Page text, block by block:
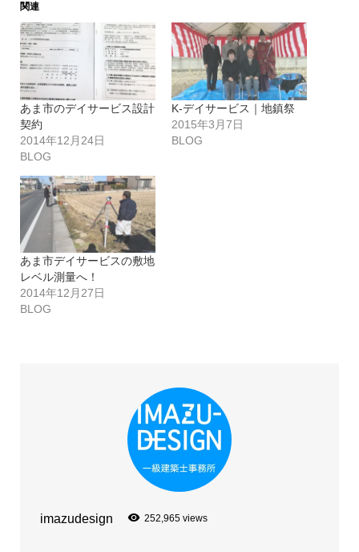
関連
あま市のデイサービス設計
契約
2014年12月24日
BLOG
K-デイサービス｜地鎮祭
2015年3月7日
BLOG
あま市デイサービスの敷地
レベル測量へ！
2014年12月27日
BLOG
imazudesign 252,965 views